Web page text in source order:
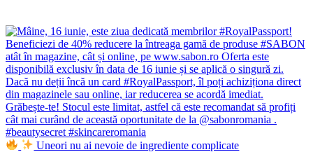
Uneori nu ai nevoie de ingrediente complicate